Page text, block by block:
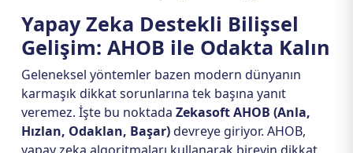
Yapay Zeka Destekli Bilişsel
Gelişim: AHOB ile Odakta Kalın
Geleneksel yöntemler bazen modern dünyanın
karmaşık dikkat sorunlarına tek başına yanıt
veremez. İşte bu noktada Zekasoft AHOB (Anla,
Hızlan, Odaklan, Başar)devreye giriyor. AHOB,